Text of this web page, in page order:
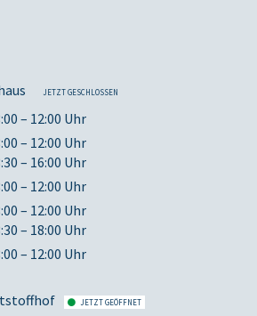
JETZT GESCHLOSSEN
– 12:00 Uhr
– 12:00 Uhr
– 16:00 Uhr
– 12:00 Uhr
– 12:00 Uhr
– 18:00 Uhr
– 12:00 Uhr
JETZT GEÖFFNET